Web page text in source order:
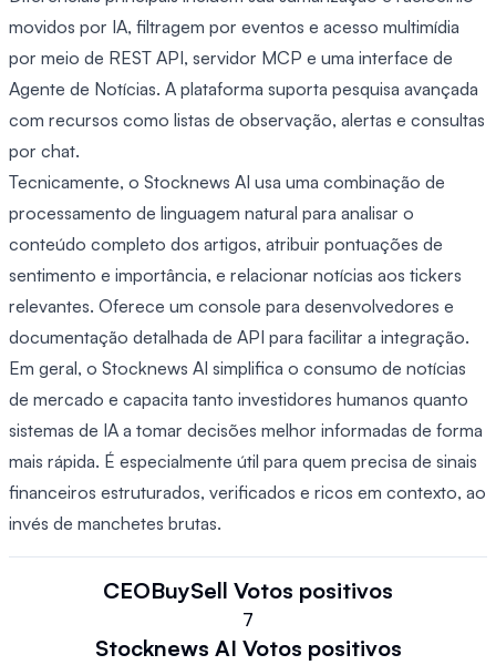
movidos por IA, filtragem por eventos e acesso multimídia
por meio de REST API, servidor MCP e uma interface de
Agente de Notícias. A plataforma suporta pesquisa avançada
com recursos como listas de observação, alertas e consultas
por chat.
Tecnicamente, o Stocknews AI usa uma combinação de
processamento de linguagem natural para analisar o
conteúdo completo dos artigos, atribuir pontuações de
sentimento e importância, e relacionar notícias aos tickers
relevantes. Oferece um console para desenvolvedores e
documentação detalhada de API para facilitar a integração.
Em geral, o Stocknews AI simplifica o consumo de notícias
de mercado e capacita tanto investidores humanos quanto
sistemas de IA a tomar decisões melhor informadas de forma
mais rápida. É especialmente útil para quem precisa de sinais
financeiros estruturados, verificados e ricos em contexto, ao
invés de manchetes brutas.
CEOBuySell Votos positivos
7
Stocknews AI Votos positivos